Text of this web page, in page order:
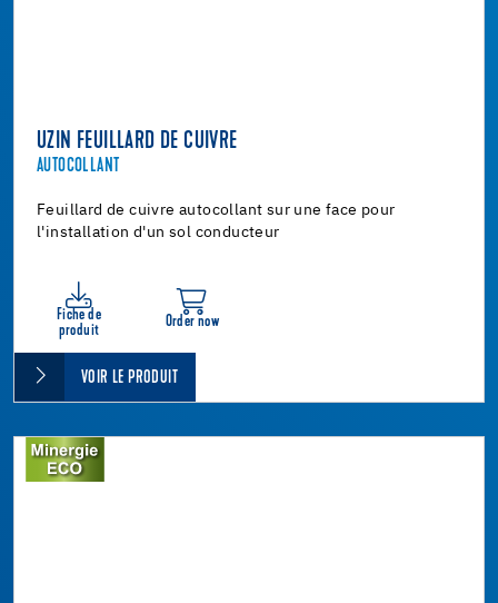
UZIN FEUILLARD DE CUIVRE
AUTOCOLLANT
Feuillard de cuivre autocollant sur une face pour
l'installation d'un sol conducteur
Fiche de
produit
Order now
VOIR LE PRODUIT